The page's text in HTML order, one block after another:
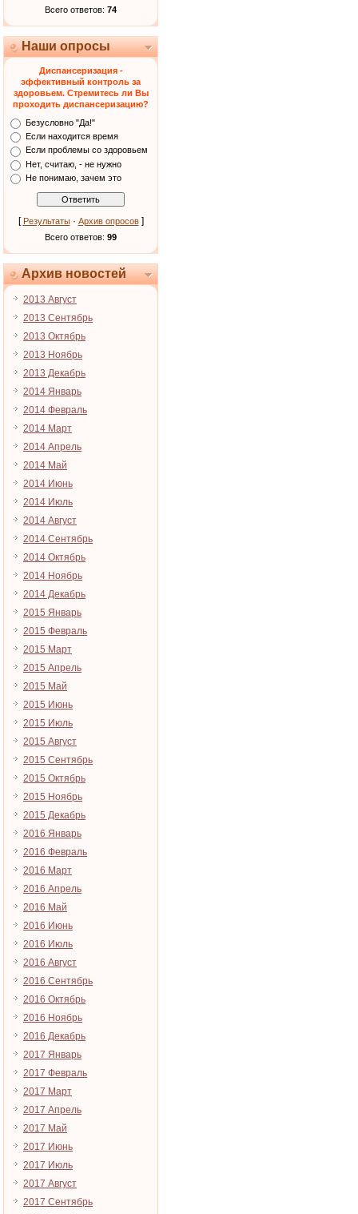
Всего ответов: 74
Наши опросы
Диспансеризация -
эффективный контроль за
здоровьем. Стремитесь ли Вы
проходить диспансеризацию?
Безусловно "Да!"
Если находится время
Если проблемы со здоровьем
Нет, считаю, - не нужно
Не понимаю, зачем это
[ Результаты· Архив опросов]
Всего ответов: 99
Архив новостей
2013 Август
2013 Сентябрь
2013 Октябрь
2013 Ноябрь
2013 Декабрь
2014 Январь
2014 Февраль
2014 Март
2014 Апрель
2014 Май
2014 Июнь
2014 Июль
2014 Август
2014 Сентябрь
2014 Октябрь
2014 Ноябрь
2014 Декабрь
2015 Январь
2015 Февраль
2015 Март
2015 Апрель
2015 Май
2015 Июнь
2015 Июль
2015 Август
2015 Сентябрь
2015 Октябрь
2015 Ноябрь
2015 Декабрь
2016 Январь
2016 Февраль
2016 Март
2016 Апрель
2016 Май
2016 Июнь
2016 Июль
2016 Август
2016 Сентябрь
2016 Октябрь
2016 Ноябрь
2016 Декабрь
2017 Январь
2017 Февраль
2017 Март
2017 Апрель
2017 Май
2017 Июнь
2017 Июль
2017 Август
2017 Сентябрь